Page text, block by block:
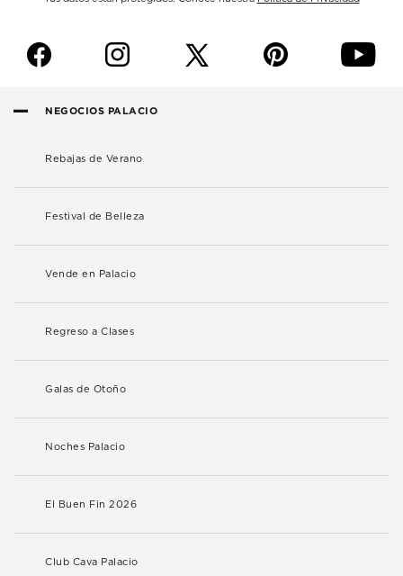
f i p y
NEGOCIOS PALACIO
Rebajas de Verano
Festival de Belleza
Vende en Palacio
Regreso a Clases
Galas de Otoño
Noches Palacio
El Buen Fin 2026
Club Cava Palacio